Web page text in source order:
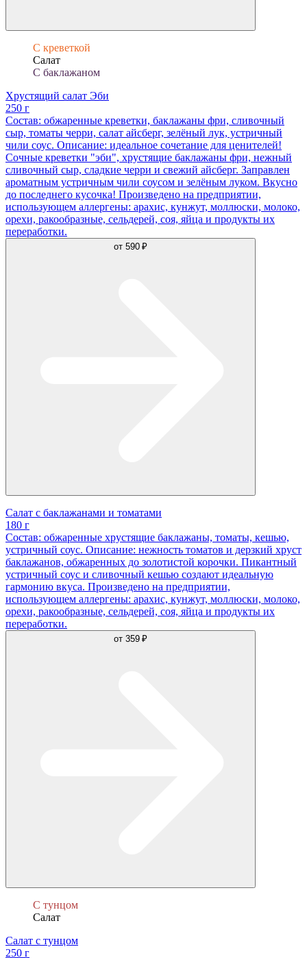
С креветкой
Салат
С баклажаном
Хрустящий салат Эби
250 г
Состав: обжаренные креветки, баклажаны фри, сливочный
сыр, томаты черри, салат айсберг, зелёный лук, устричный
чили соус. Описание: идеальное сочетание для ценителей!
Сочные креветки "эби", хрустящие баклажаны фри, нежный
сливочный сыр, сладкие черри и свежий айсберг. Заправлен
ароматным устричным чили соусом и зелёным луком. Вкусно
до последнего кусочка! Произведено на предприятии,
использующем аллергены: арахис, кунжут, моллюски, молоко,
орехи, ракообразные, сельдерей, соя, яйца и продукты их
переработки.
от 590 ₽
Салат с баклажанами и томатами
180 г
Состав: обжаренные хрустящие баклажаны, томаты, кешью,
устричный соус. Описание: нежность томатов и дерзкий хруст
баклажанов, обжаренных до золотистой корочки. Пикантный
устричный соус и сливочный кешью создают идеальную
гармонию вкуса. Произведено на предприятии,
использующем аллергены: арахис, кунжут, моллюски, молоко,
орехи, ракообразные, сельдерей, соя, яйца и продукты их
переработки.
от 359 ₽
С тунцом
Салат
Салат с тунцом
250 г